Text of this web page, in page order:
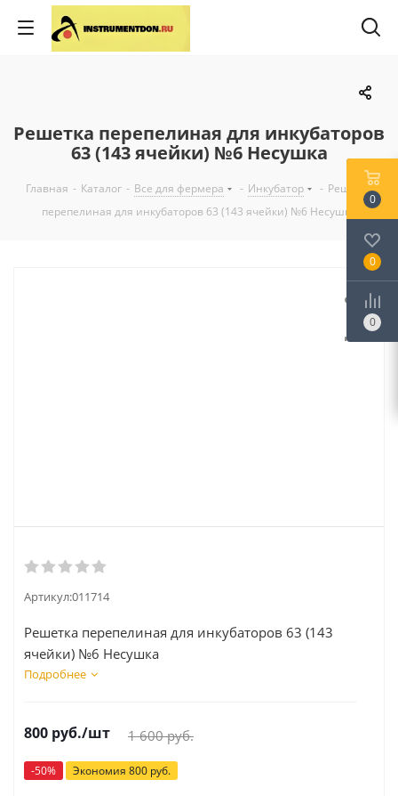
Решетка перепелиная для инкубаторов
63 (143 ячейки) №6 Несушка
Главная - Каталог - Все для фермера - Инкубатор - Решетка
перепелиная для инкубаторов 63 (143 ячейки) №6 Несушка
Артикул:011714
Решетка перепелиная для инкубаторов 63 (143
ячейки) №6 Несушка
Подробнее
800 руб./шт 1 600руб.
-50% Экономия 800 руб.
0
0
0